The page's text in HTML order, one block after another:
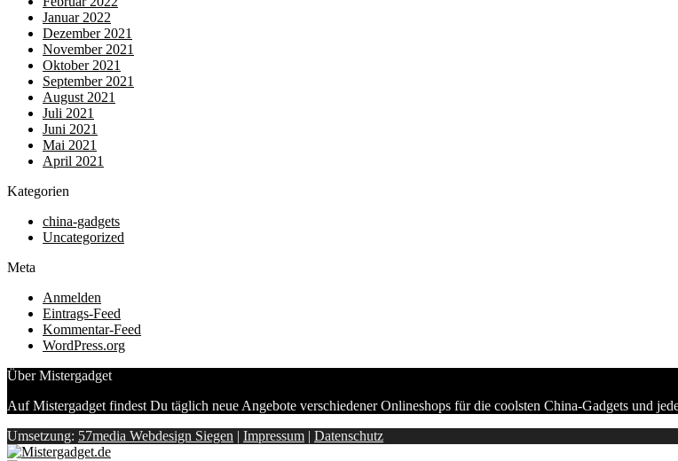
Januar 2022
Dezember 2021
November 2021
Oktober 2021
September 2021
August 2021
Juli 2021
Juni 2021
Mai 2021
April 2021
Kategorien
china-gadgets
Uncategorized
Meta
Anmelden
Eintrags-Feed
Kommentar-Feed
WordPress.org
Über Mistergadget
Auf Mistergadget findest Du täglich neue Angebote verschiedener Onlineshops für die coolsten China-Gadgets und
Umsetzung: 57media Webdesign Siegen | Impressum | Datenschutz